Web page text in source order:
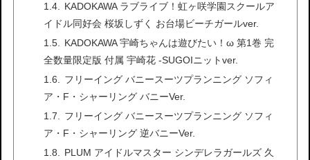
KADOKAWA ラブライブ！虹ヶ咲学園スクールア
イドル同好会 桜坂しずく お台場ビーチガールver.
KADOKAWA 宇崎ちゃんは遊びたい！ω 第1巻 完
全数量限定版 付属 宇崎花 -SUGOIニットver.
フリーイング バニースーツプランニング ソフィ
ア・F・シャーリング バニーVer.
フリーイング バニースーツプランニング ソフィ
ア・F・シャーリング 逆バニーVer.
PLUM アイドルマスター シンデレラガールズ 久